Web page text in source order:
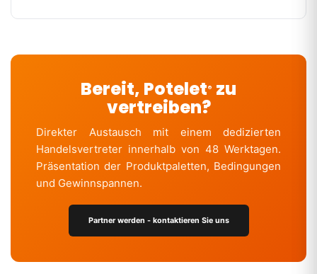
Bereit, Potelet® zu
vertreiben?
Direkter Austausch mit einem dedizierten
Handelsvertreter innerhalb von 48 Werktagen.
Präsentation der Produktpaletten, Bedingungen
und Gewinnspannen.
Partner werden - kontaktieren Sie uns